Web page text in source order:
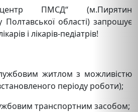
центр ПМСД“ (м.Пирятин
області) запрошує
і лікарів-педіатрів!
житлом з можливістю
періоду роботи);
транспортним засобом;